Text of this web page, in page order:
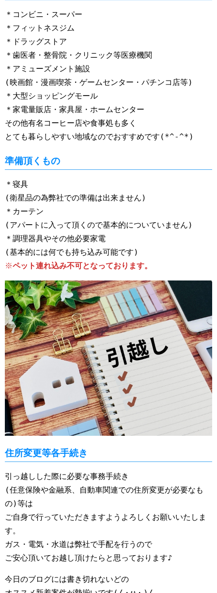
＊コンビニ・スーパー
＊フィットネスジム
＊ドラッグストア
＊歯医者・整骨院・クリニック等医療機関
＊アミューズメント施設
(映画館・漫画喫茶・ゲームセンター・パチンコ店等)
＊大型ショッピングモール
＊家電量販店・家具屋・ホームセンター
その他有名コーヒー店や食事処も多く
とても暮らしやすい地域なのでおすすめです(*^-^*)
準備頂くもの
＊寝具
(衛星品の為弊社での準備は出来ません)
＊カーテン
(アパートに入って頂くので基本的についていません)
＊調理器具やその他必要家電
(基本的には何でも持ち込み可能です)
※ペット連れ込み不可となっております。
住所変更等各手続き
引っ越しした際に必要な事務手続き
(任意保険や金融系、自動車関連での住所変更が必要なも
の)等は
ご自身で行っていただきますようよろしくお願いいたしま
す。
ガス・電気・水道は弊社で手配を行うので
ご安心頂いてお越し頂けたらと思っております♪
今日のブログには書き切れないどの